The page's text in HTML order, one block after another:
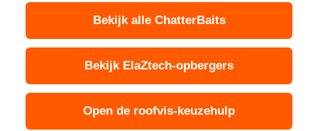
Bekijk alle ChatterBaits
Bekijk ElaZtech-opbergers
Open de roofvis-keuzehulp